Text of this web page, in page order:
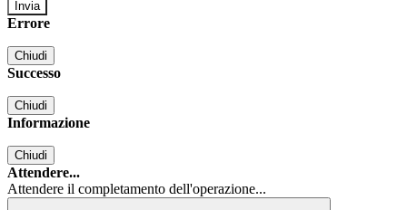
Errore
Chiudi
Successo
Chiudi
Informazione
Chiudi
Attendere...
Attendere il completamento dell'operazione...